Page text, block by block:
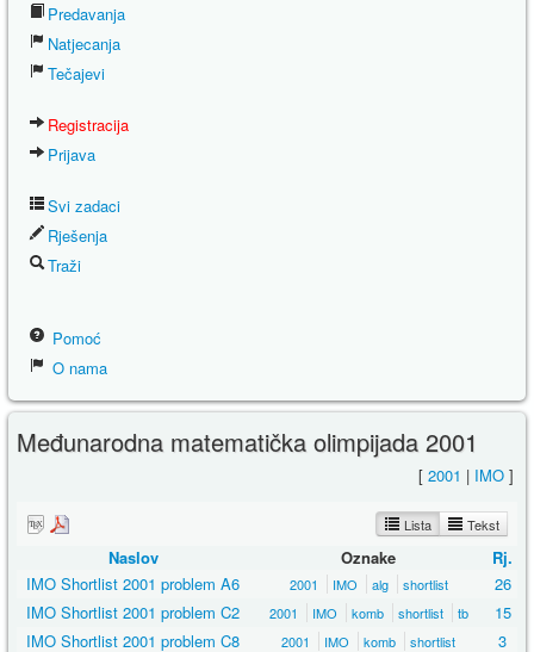
Predavanja
Natjecanja
Tečajevi
Registracija
Prijava
Svi zadaci
Rješenja
Traži
Pomoć
O nama
Međunarodna matematička olimpijada 2001
[ 2001 | IMO ]
Lista Tekst
Naslov Oznake
Rj.
IMO Shortlist 2001 problem A6
2001 IMO alg shortlist
26
IMO Shortlist 2001 problem C2
2001 IMO komb shortlist tb
15
IMO Shortlist 2001 problem C8
2001 IMO komb shortlist 3